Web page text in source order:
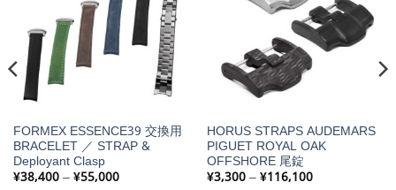
FORMEX ESSENCE39 交換用
BRACELET ／ STRAP &
Deployant Clasp
¥38,400–¥55,000価
HORUS STRAPS AUDEMARS
PIGUET ROYAL OAK
OFFSHORE 尾錠
¥3,300–¥116,100価